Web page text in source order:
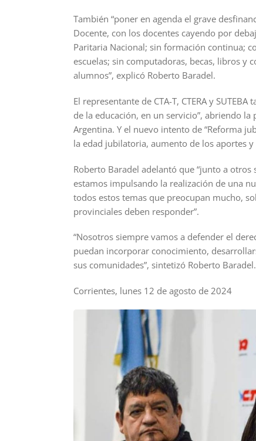
También “poner en agenda el grave
Docente, con los docentes cayendo por
Paritaria Nacional; sin formación continua;
escuelas; sin computadoras, becas, libros y
alumnos”, explicó Roberto Baradel.
El representante de CTA-T, CTERA y
de la educación, en un servicio”, abriendo
Argentina. Y el nuevo intento de “Reforma
la edad jubilatoria, aumento de los aportes
Roberto Baradel adelantó que “junto a otros
estamos impulsando la realización de una
todos estos temas que preocupan mucho,
provinciales deben responder”.
“Nosotros siempre vamos a defender el
puedan incorporar conocimiento,
sus comunidades”, sintetizó Roberto Baradel.
Corrientes, lunes 12 de agosto de 2024